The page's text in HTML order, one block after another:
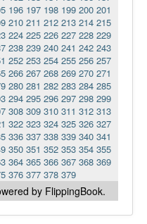
196 197 198 199 200 201
210 211 212 213 214 215
224 225 226 227 228 229
238 239 240 241 242 243
252 253 254 255 256 257
266 267 268 269 270 271
280 281 282 283 284 285
294 295 296 297 298 299
308 309 310 311 312 313
322 323 324 325 326 327
336 337 338 339 340 341
350 351 352 353 354 355
364 365 366 367 368 369
376 377 378 379
by FlippingBook.